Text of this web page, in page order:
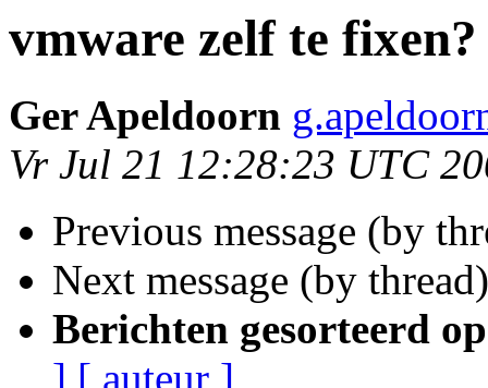
vmware zelf te fixen?
Ger Apeldoorn
Vr Jul 21 12:28:23 UTC
Previous message (by
Next message (by
Berichten gesorteerd
] [ auteur ]